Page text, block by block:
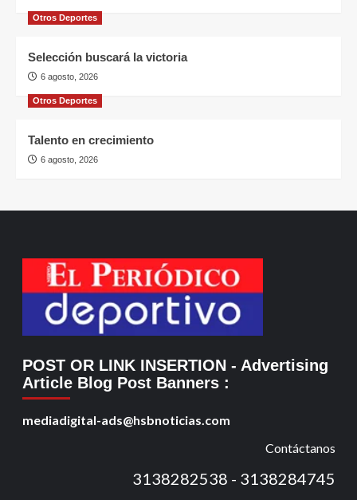
Otros Deportes
Selección buscará la victoria
6 agosto, 2026
Otros Deportes
Talento en crecimiento
6 agosto, 2026
POST OR LINK INSERTION - Advertising
Article Blog Post Banners :
mediadigital-ads@hsbnoticias.com
Contáctanos
3138282538 - 3138284745